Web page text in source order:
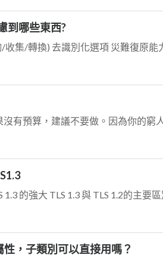
到哪些東西?
，子類別可以直接用嗎？